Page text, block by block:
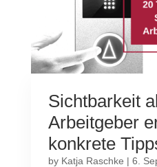
Sichtbarkeit
Arbeitgeber
konkrete
by Katja Raschke | 6.